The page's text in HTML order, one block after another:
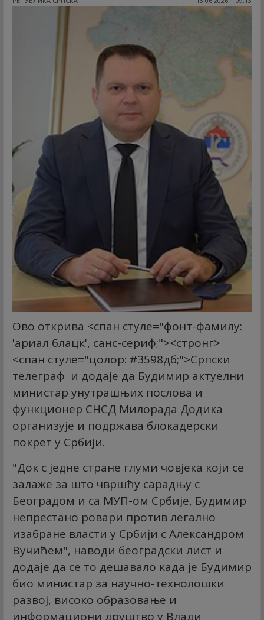
Ово открива <спан стyле="фонт-фамилy:
'ариал блацк', санс-сериф;"><стронг>
<спан стyле="цолор: #3598дб;">Српски
телеграф и додаје да Будимир актуелни
министар унутрашњих послова и
функционер СНСД Милорада Додика
организује и подржава блокадерски
покрет у Србији.
"Док с једне стране глуми човјека који се
залаже за што чвршћу сарадњу с
Београдом и са МУП-ом Србије, Будимир
непрестано ровари против легално
изабране власти у Србији с Александром
Вучићем", наводи београдски лист и
додаје да се то дешавало када је Будимир
био министар за научно-технолошки
развој, високо образовање и
информациони друштво у Влади